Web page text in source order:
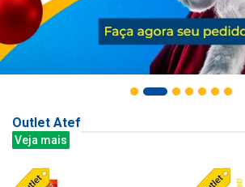
Outlet Atef
Veja mais